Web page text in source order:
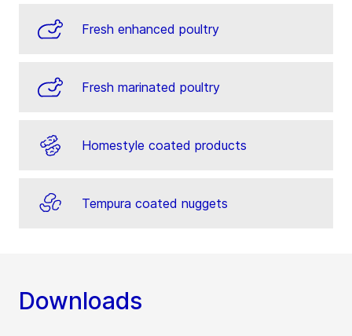
Fresh enhanced poultry
Fresh marinated poultry
Homestyle coated products
Tempura coated nuggets
Downloads